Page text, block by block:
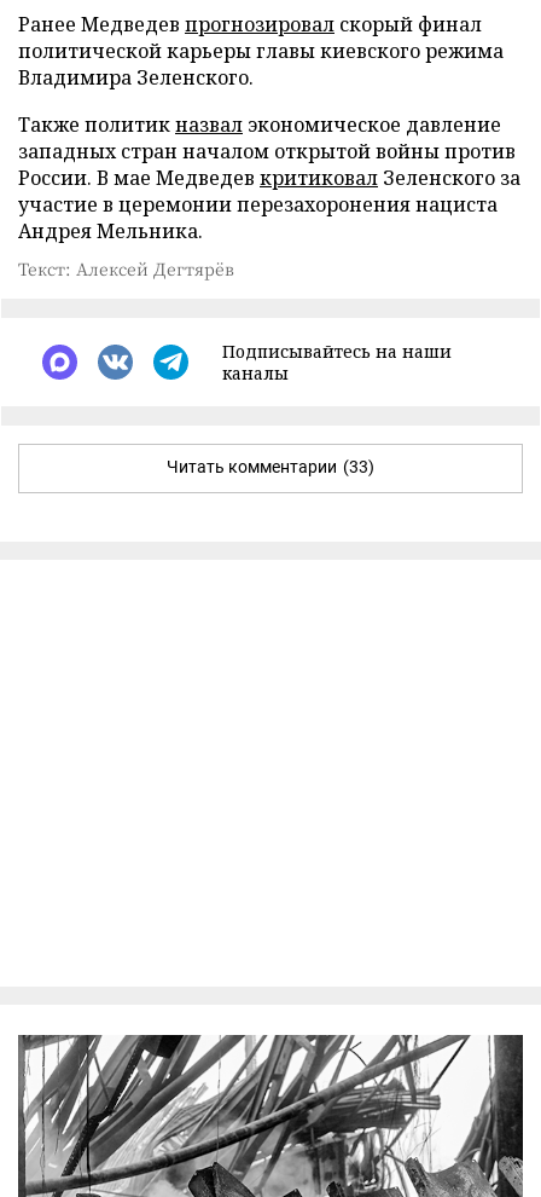
Ранее Медведев прогнозировал скорый финал
политической карьеры главы киевского режима
Владимира Зеленского.
Также политикназвал экономическое давление
западных стран началом открытой войны против
России. В мае Медведев критиковал Зеленского за
участие в церемонии перезахоронения нациста
Андрея Мельника.
Текст: Алексей Дегтярёв
Подписывайтесь на наши
каналы
Читать комментарии (33)